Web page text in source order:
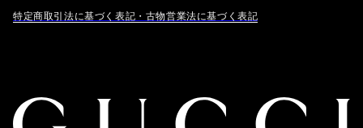
特定商取引法に基づく表記・古物営業法に基づく表記